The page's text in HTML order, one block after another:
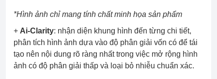
*Hình ảnh chỉ mang tính chất minh họa sản phẩm
+ Ai-Clarity: nhận diện khung hình đến từng chi tiết,
phân tích hình ảnh dựa vào độ phân giải vốn có để tái
tạo nên nội dung rõ ràng nhất trong việc mở rộng hình
ảnh có độ phân giải thấp và loại bỏ nhiễu chuẩn xác.